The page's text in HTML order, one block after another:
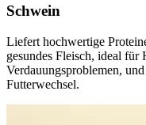
Schwein
Liefert hochwertige
gesundes Fleisch, ideal
Verdauungsproblemen,
Futterwechsel.